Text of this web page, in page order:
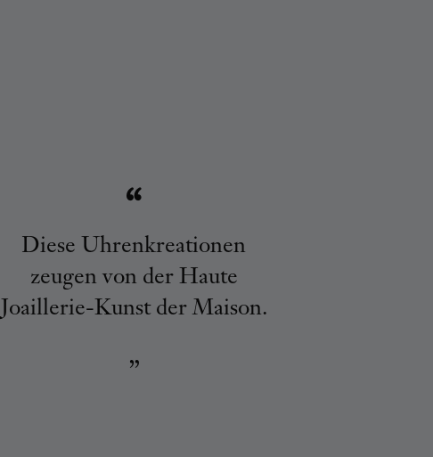
Diese Uhrenkreationen
zeugen von der Haute
Joaillerie-Kunst der Maison.